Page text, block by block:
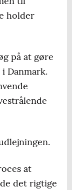
holder
på at gøre
Danmark.
at
det rigtige